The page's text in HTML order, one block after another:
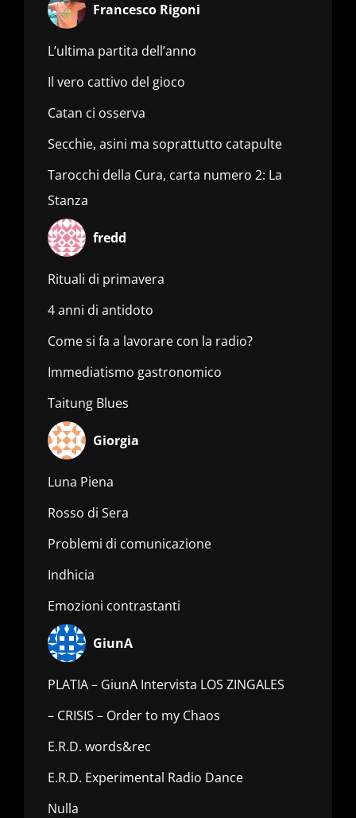
Francesco Rigoni
L’ultima partita dell’anno
Il vero cattivo del gioco
Catan ci osserva
Secchie, asini ma soprattutto catapulte
Tarocchi della Cura, carta numero 2: La
Stanza
fredd
Rituali di primavera
4 anni di antidoto
Come si fa a lavorare con la radio?
Immediatismo gastronomico
Taitung Blues
Giorgia
Luna Piena
Rosso di Sera
Problemi di comunicazione
Indhicia
Emozioni contrastanti
GiunA
PLATIA – GiunA Intervista LOS ZINGALES
– CRISIS – Order to my Chaos
E.R.D. words&rec
E.R.D. Experimental Radio Dance
Nulla